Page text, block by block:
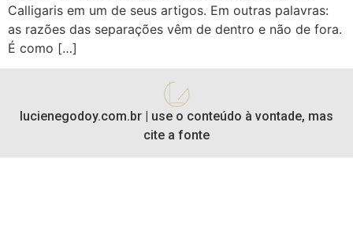
Calligaris em um de seus artigos. Em outras palavras:
as razões das separações vêm de dentro e não de fora.
É como […]
lucienegodoy.com.br | use o conteúdo à vontade, mas
cite a fonte​